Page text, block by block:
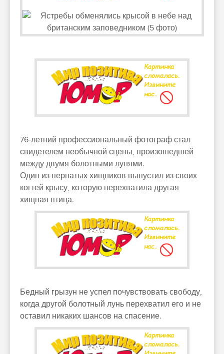
76-летний профессиональный фотограф стал
свидетелем необычной сцены, произошедшей
между двумя болотными лунями.
Один из пернатых хищников выпустил из своих
когтей крысу, которую перехватила другая
хищная птица.
Бедный грызун не успел почувствовать свободу,
когда другой болотный лунь перехватил его и не
оставил никаких шансов на спасение.